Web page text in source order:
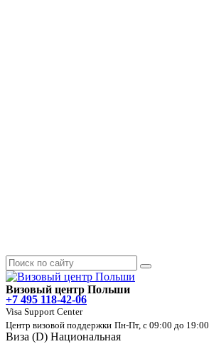
Визовый центр Польши
+7 495 118-42-06
Visa Support Center
Центр визовой поддержки Пн-Пт, с 09:00 до 19:00
Виза (D) Национальная